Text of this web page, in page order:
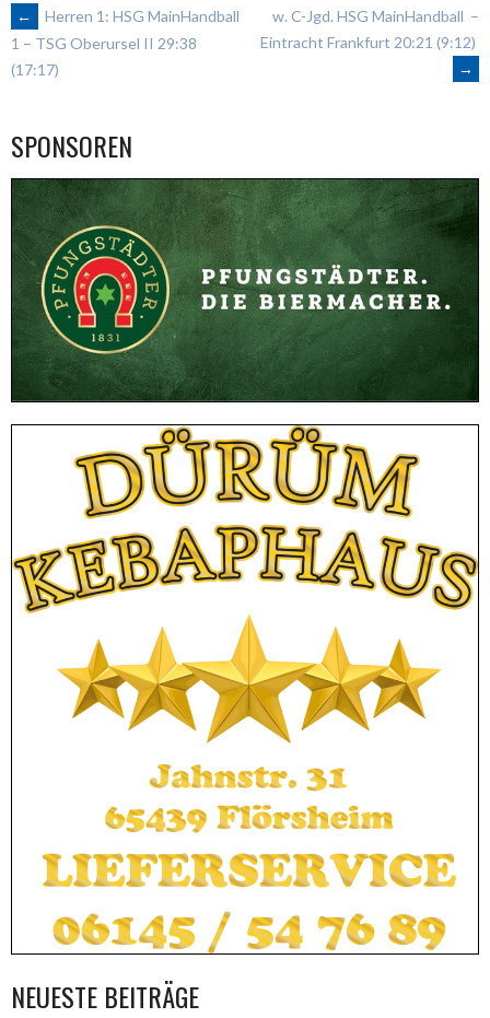
ARTIKEL-
NAVIGATION
←
Herren 1: HSG MainHandball
1 – TSG Oberursel II 29:38
(17:17)
w. C-Jgd. HSG MainHandball –
Eintracht Frankfurt 20:21 (9:12)
→
SPONSOREN
NEUESTE BEITRÄGE